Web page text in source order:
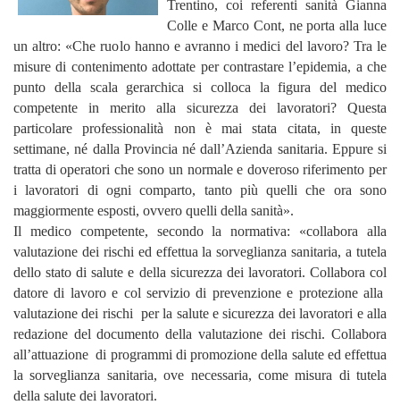
Trentino, coi referenti sanità Gianna
Colle e Marco Cont, ne porta alla luce
un altro: «Che ruolo hanno e avranno i medici del lavoro? Tra le
misure di contenimento adottate per contrastare l’epidemia, a che
punto della scala gerarchica si colloca la figura del medico
competente in merito alla sicurezza dei lavoratori? Questa
particolare professionalità non è mai stata citata, in queste
settimane, né dalla Provincia né dall’Azienda sanitaria. Eppure si
tratta di operatori che sono un normale e doveroso riferimento per
i lavoratori di ogni comparto, tanto più quelli che ora sono
maggiormente esposti, ovvero quelli della sanità».
Il medico competente, secondo la normativa: «collabora alla
valutazione dei rischi ed effettua la sorveglianza sanitaria, a tutela
dello stato di salute e della sicurezza dei lavoratori. Collabora col
datore di lavoro e col servizio di prevenzione e protezione alla
valutazione dei rischi per la salute e sicurezza dei lavoratori e alla
redazione del documento della valutazione dei rischi. Collabora
all’attuazione di programmi di promozione della salute ed effettua
la sorveglianza sanitaria, ove necessaria, come misura di tutela
della salute dei lavoratori.